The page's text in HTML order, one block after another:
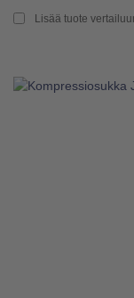
Lisää tuote